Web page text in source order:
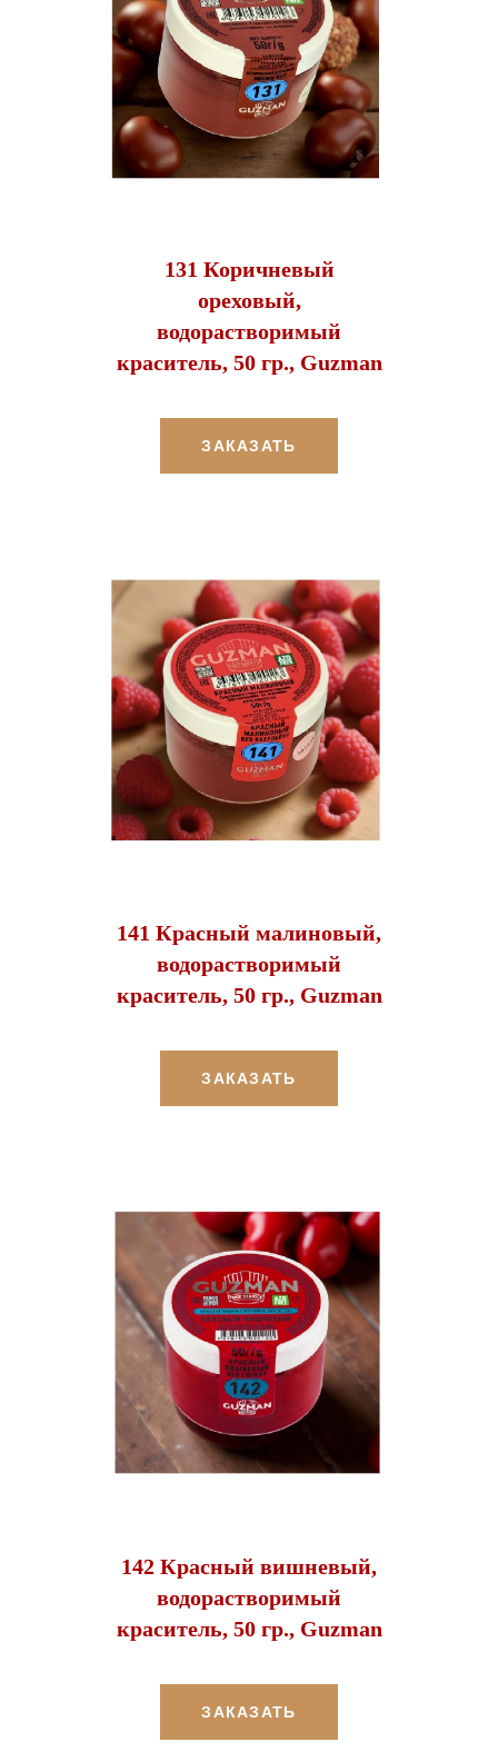
131 Коричневый
ореховый,
водорастворимый
краситель, 50 гр., Guzman
ЗАКАЗАТЬ
141 Красный малиновый,
водорастворимый
краситель, 50 гр., Guzman
ЗАКАЗАТЬ
142 Красный вишневый,
водорастворимый
краситель, 50 гр., Guzman
ЗАКАЗАТЬ